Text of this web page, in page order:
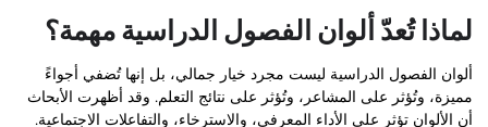
لماذا تُعدّ ألوان الفصول الدراسية مهمة؟
ألوان الفصول الدراسية ليست مجرد خيار جمالي، بل إنها تُضفي أجواءً
مميزة، وتُؤثر على المشاعر، وتُؤثر على نتائج التعلم. وقد أظهرت الأبحاث
أن الألوان تؤثر على الأداء المعرفي، والاسترخاء، والتفاعلات الاجتماعية.